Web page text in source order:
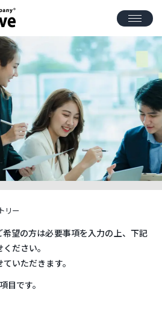
リー
望の方は必要事項を入力の上、下記
ださい。
いただきます。
目です。